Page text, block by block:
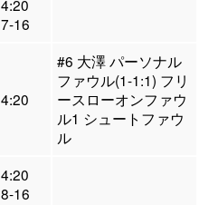
4:20
7-16
4:20
#6 大澤 パーソナル
ファウル(1-1:1) フリ
ースローオンファウ
ル1 シュートファウ
ル
4:20
8-16